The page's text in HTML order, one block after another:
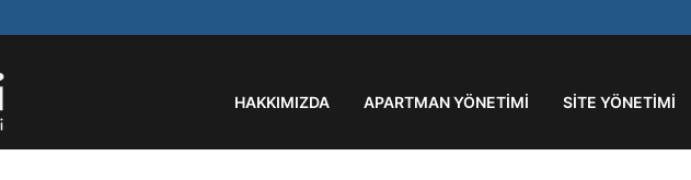
HAKKIMIZDA APARTMAN YÖNETIMI SITE YÖNETIMI